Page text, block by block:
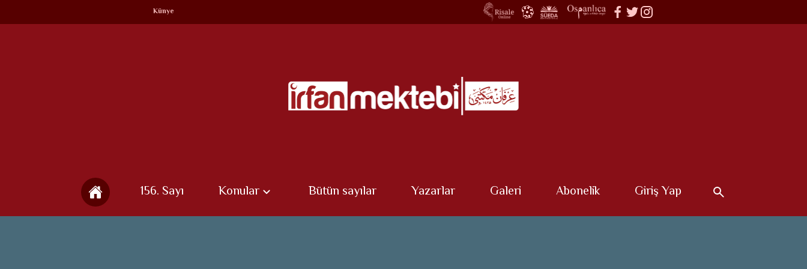
Künye
156. Sayı Konular Bütün sayılar Yazarlar Galeri Abonelik Giriş Yap